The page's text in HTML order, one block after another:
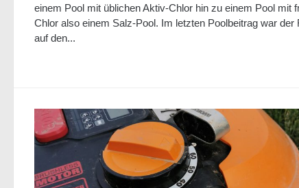
einem Pool mit üblichen Aktiv-Chlor hin zu einem Pool mit
Chlor also einem Salz-Pool. Im letzten Poolbeitrag war der
auf den...